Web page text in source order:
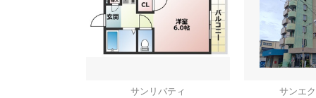
サンリバティ
サンエ